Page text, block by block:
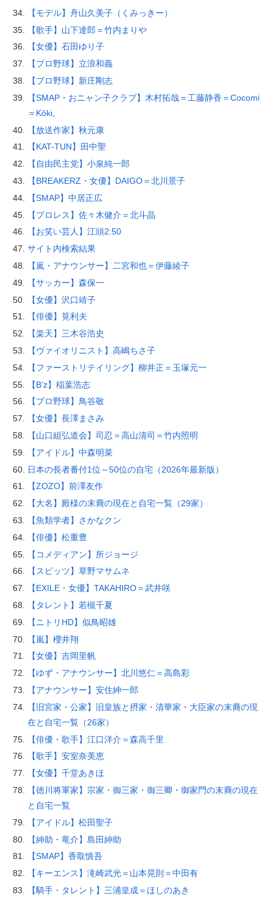
【モデル】舟山久美子（くみっきー）
【歌手】山下達郎＝竹内まりや
【女優】石田ゆり子
【プロ野球】立浪和義
【プロ野球】新庄剛志
【SMAP・おニャン子クラブ】木村拓哉＝工藤静香＝Cocomi
＝Kōki,
【放送作家】秋元康
【KAT-TUN】田中聖
【自由民主党】小泉純一郎
【BREAKERZ・女優】DAIGO＝北川景子
【SMAP】中居正広
【プロレス】佐々木健介＝北斗晶
【お笑い芸人】江頭2:50
サイト内検索結果
【嵐・アナウンサー】二宮和也＝伊藤綾子
【サッカー】森保一
【女優】沢口靖子
【俳優】筧利夫
【楽天】三木谷浩史
【ヴァイオリニスト】高嶋ちさ子
【ファーストリテイリング】柳井正＝玉塚元一
【B’z】稲葉浩志
【プロ野球】鳥谷敬
【女優】長澤まさみ
【山口組弘道会】司忍＝高山清司＝竹内照明
【アイドル】中森明菜
日本の長者番付1位～50位の自宅（2026年最新版）
【ZOZO】前澤友作
【大名】殿様の末裔の現在と自宅一覧（29家）
【魚類学者】さかなクン
【俳優】松重豊
【コメディアン】所ジョージ
【スピッツ】草野マサムネ
【EXILE・女優】TAKAHIRO＝武井咲
【タレント】若槻千夏
【ニトリHD】似鳥昭雄
【嵐】櫻井翔
【女優】吉岡里帆
【ゆず・アナウンサー】北川悠仁＝高島彩
【アナウンサー】安住紳一郎
【旧宮家・公家】旧皇族と摂家・清華家・大臣家の末裔の現
在と自宅一覧（26家）
【俳優・歌手】江口洋介＝森高千里
【歌手】安室奈美恵
【女優】千堂あきほ
【徳川将軍家】宗家・御三家・御三卿・御家門の末裔の現在
と自宅一覧
【アイドル】松田聖子
【紳助・竜介】島田紳助
【SMAP】香取慎吾
【キーエンス】滝崎武光＝山本晃則＝中田有
【騎手・タレント】三浦皇成＝ほしのあき